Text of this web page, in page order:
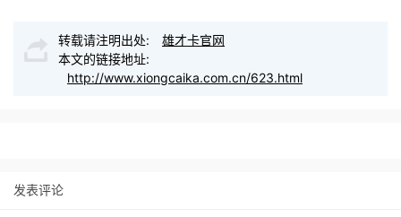
转载请注明出处:
雄才卡官网
本文的链接地址:
http://www.xiongcaika.com.cn/623.html
发表评论